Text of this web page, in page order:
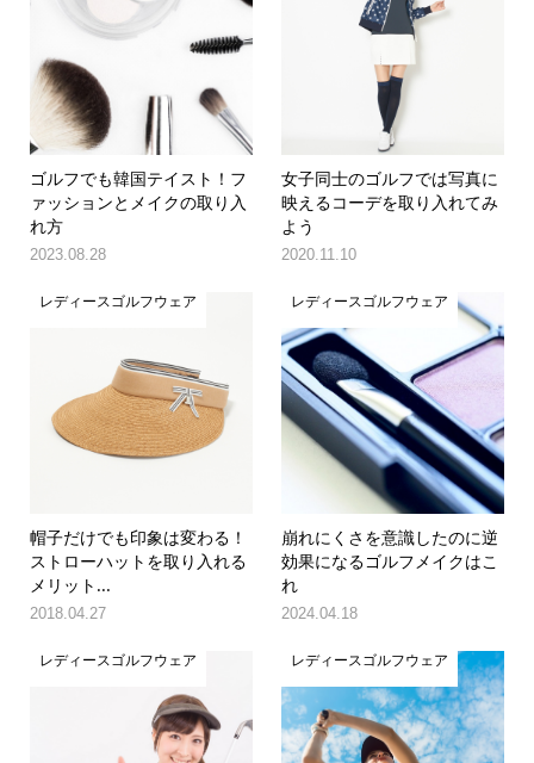
ゴルフでも韓国テイスト！フ
ァッションとメイクの取り入
れ方
2023.08.28
女子同士のゴルフでは写真に
映えるコーデを取り入れてみ
よう
2020.11.10
レディースゴルフウェア
帽子だけでも印象は変わる！
ストローハットを取り入れる
メリット...
2018.04.27
レディースゴルフウェア
崩れにくさを意識したのに逆
効果になるゴルフメイクはこ
れ
2024.04.18
レディースゴルフウェア レディースゴルフウェア